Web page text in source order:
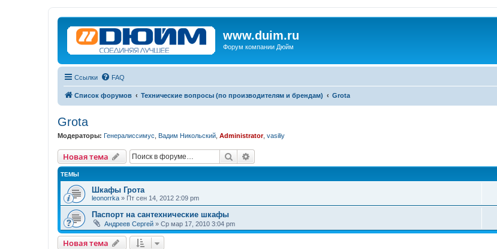
www.duim.ru
Форум компании Дюйм
Ссылки FAQ
Список форумов Технические вопросы (по производителям и брендам) Grota
Grota
Модераторы: Генералиссимус Вадим Никольский Administrator, vasiliy
Новая тема Поиск
ТЕМЫ
Шкафы Грота
leonorrka » Пт сен 14, 2012 2:09 pm
Паспорт на сантехнические шкафы
Андреев Сергей » Ср мар 17, 2010 3:04 pm
Новая тема